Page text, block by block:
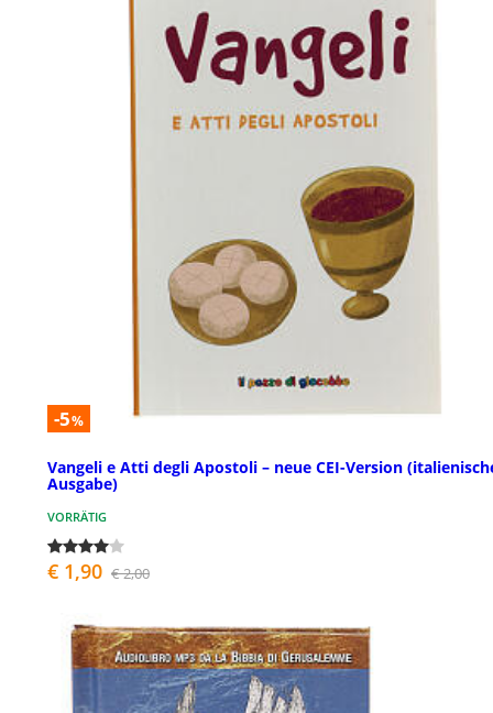
-5%
Vangeli e Atti degli Apostoli – neue CEI-Version
Ausgabe)
VORRÄTIG
€ 1,90 € 2,00